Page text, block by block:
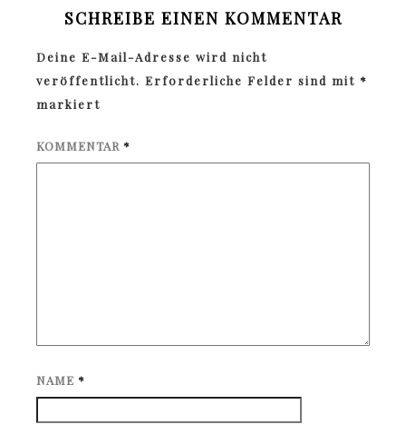
SCHREIBE EINEN KOMMENTAR
Deine E-Mail-Adresse wird nicht
veröffentlicht. Erforderliche Felder sind mit *
markiert
KOMMENTAR *
NAME *